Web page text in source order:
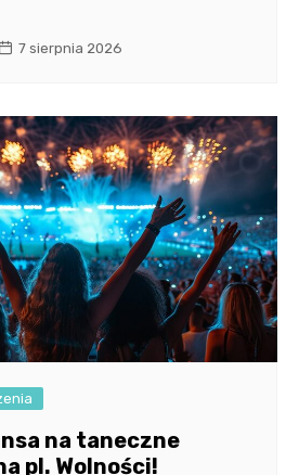
7 sierpnia 2026
na taneczne
pl. Wolności!